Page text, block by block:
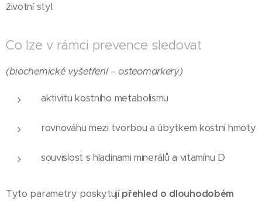
životní styl.
Co lze v rámci prevence sledovat
(biochemické vyšetření – osteomarkery)
aktivitu kostního metabolismu
rovnováhu mezi tvorbou a úbytkem kostní hmoty
souvislost s hladinami minerálů a vitamínu D
Tyto parametry poskytujípřehled o dlouhodobém